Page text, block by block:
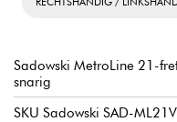
Sadowski MetroLine 21-
snarig
SKU Sadowski SAD-